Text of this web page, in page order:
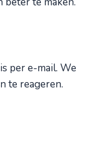
per e-mail. We
te reageren.